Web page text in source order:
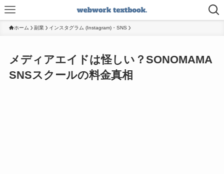
ホーム 副業 インスタグラム (Instagram)・SNS
メディアエイドは怪しい？SONOMAMA
SNSスクールの料金真相